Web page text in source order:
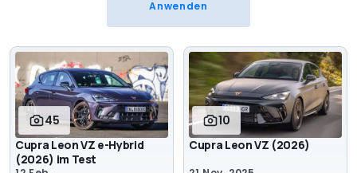
45
Cupra Leon VZ e-Hybrid
(2026) im Test
10
Cupra Leon VZ (2026)